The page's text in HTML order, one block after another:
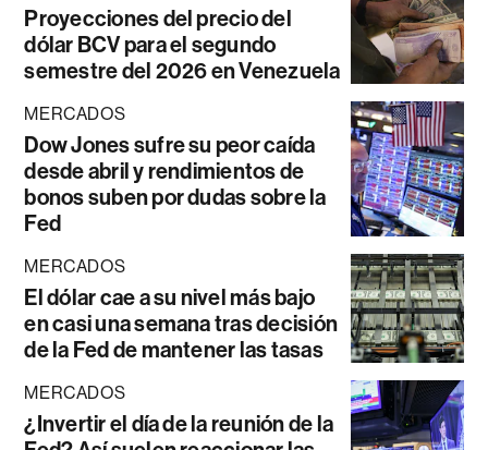
Proyecciones del precio del
dólar BCV para el segundo
semestre del 2026 en Venezuela
MERCADOS
Dow Jones sufre su peor caída
desde abril y rendimientos de
bonos suben por dudas sobre la
Fed
MERCADOS
El dólar cae a su nivel más bajo
en casi una semana tras decisión
de la Fed de mantener las tasas
MERCADOS
¿Invertir el día de la reunión de la